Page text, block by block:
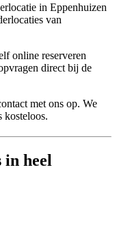
in Eppenhuizen
van
online reserveren
direct bij de
met ons op. We
kosteloos.
in heel